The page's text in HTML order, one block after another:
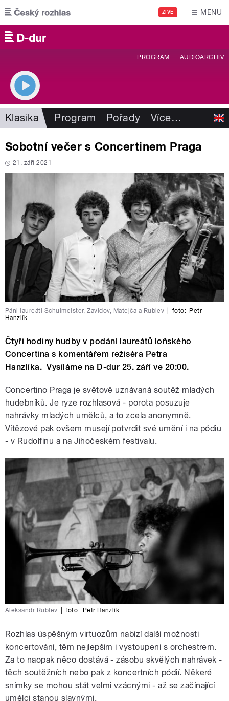
Přejít k hlavnímu obsahu
ŽIVĚ MENU
PROGRAM AUDIOARCHIV
Klasika Program Pořady Více…
Sobotní večer s Concertinem Praga
21. září 2021
Páni laureáti Schulmeister, Zavidov, Matejča a Rublev foto: Petr
Hanzlík
Čtyři hodiny hudby v podání laureátů loňského
Concertina s komentářem režiséra Petra
Hanzlíka. Vysíláme na D-dur 25. září ve 20:00.
Concertino Praga je světově uznávaná soutěž mladých
hudebníků. Je ryze rozhlasová - porota posuzuje
nahrávky mladých umělců, a to zcela anonymně.
Vítězové pak ovšem musejí potvrdit své umění i na pódiu
- v Rudolfinu a na Jihočeském festivalu.
Aleksandr Rublev foto: Petr Hanzlík
Rozhlas úspěšným virtuozům nabízí další možnosti
koncertování, těm nejlepším i vystoupení s orchestrem.
Za to naopak něco dostává - zásobu skvělých nahrávek -
těch soutěžních nebo pak z koncertních pódií. Někeré
snímky se mohou stát velmi vzácnými - až se začínající
umělci stanou slavnými.